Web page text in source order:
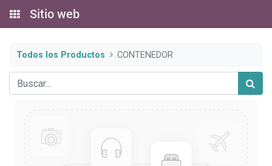
Sitio web
Todos los Productos CONTENEDOR